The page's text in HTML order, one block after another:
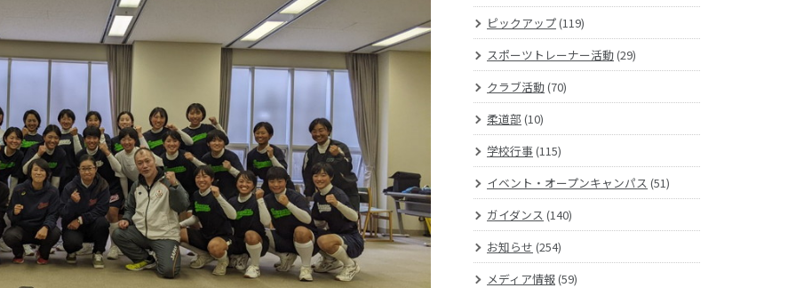
ピックアップ(119)
スポーツトレーナー活動(29)
クラブ活動(70)
柔道部 (10)
学校行事(115)
イベント・オープンキャンパス (51)
ガイダンス (140)
お知らせ (254)
メディア情報(59)